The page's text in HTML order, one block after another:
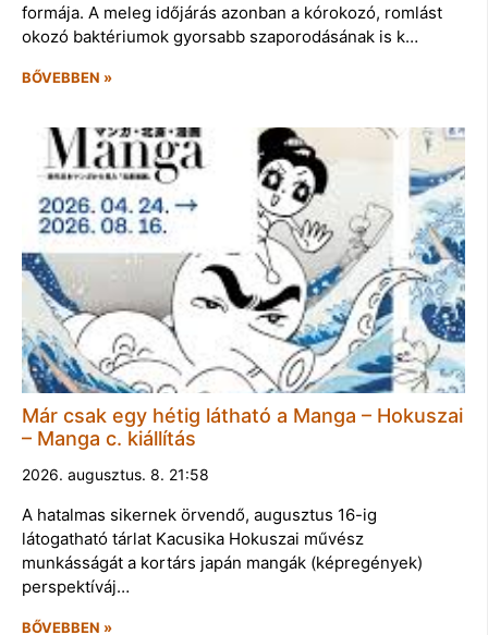
formája. A meleg időjárás azonban a kórokozó, romlást
okozó baktériumok gyorsabb szaporodásának is k…
BŐVEBBEN »
Már csak egy hétig látható a Manga – Hokuszai
– Manga c. kiállítás
2026. augusztus. 8. 21:58
A hatalmas sikernek örvendő, augusztus 16-ig
látogatható tárlat Kacusika Hokuszai művész
munkásságát a kortárs japán mangák (képregények)
perspektíváj…
BŐVEBBEN »